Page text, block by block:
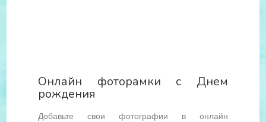
Онлайн фоторамки с Днем
рождения
Добавьте свои фотографии в онлайн